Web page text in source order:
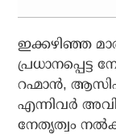
ഇക്കഴിഞ്ഞ
റഹ്മാന്‍,
എന്നിവര്‍
നേതൃത്വം